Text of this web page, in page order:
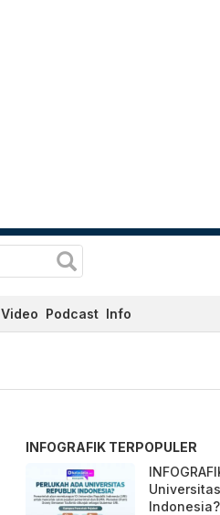
Video Podcast Info
INFOGRAFIK TERPOPULER
Indonesia?